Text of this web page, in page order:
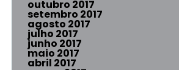
outubro 2017
setembro 2017
agosto 2017
julho 2017
junho 2017
maio 2017
abril 2017